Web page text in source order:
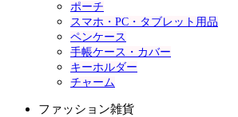
ポーチ
スマホ・PC・タブレット用品
ペンケース
手帳ケース・カバー
キーホルダー
チャーム
ファッション雑貨